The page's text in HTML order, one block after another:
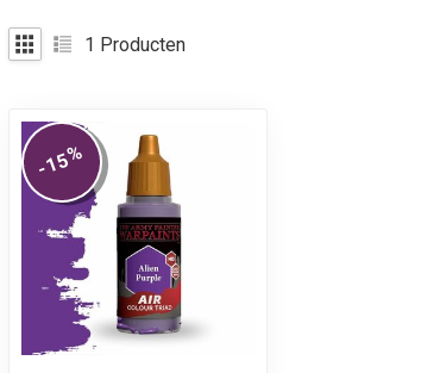
1 Producten
-15%